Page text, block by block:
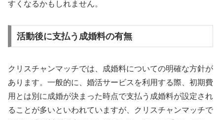
すくなるかもしれません。
活動後に支払う成婚料の有無
クリスチャンマッチでは、成婚料についての明確な方針が
あります。一般的に、婚活サービスを利用する際、初期費
用とは別に成婚が決まった時点で支払う成婚料が設定され
ることが多いといわれていますが、クリスチャンマッチで